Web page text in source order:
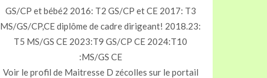
GS/CP et bébé2 2016: T2 GS/CP et CE 2017: T3
MS/GS/CP,CE diplôme de cadre dirigeant! 2018.23:
T5 MS/GS CE 2023:T9 GS/CP CE 2024:T10
:MS/GS CE
Voir le profil de Maitresse D zécolles sur le portail